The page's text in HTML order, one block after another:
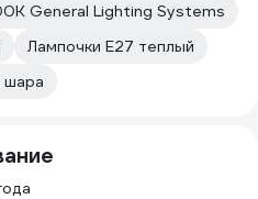
General Lighting Systems
Лампочки E27 теплый